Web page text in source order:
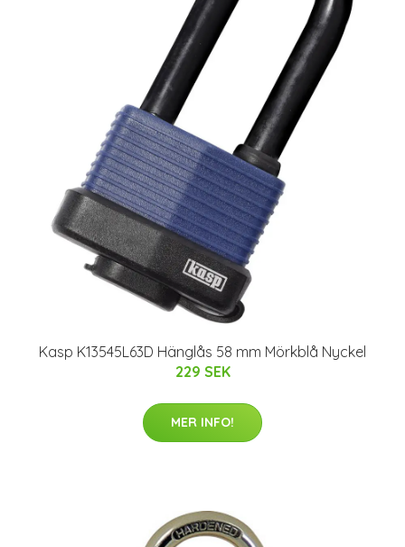
Kasp K13545L63D Hänglås 58 mm Mörkblå Nyckel
229 SEK
MER INFO!